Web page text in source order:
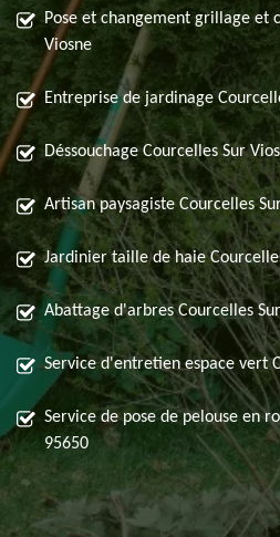
Pose et changement grillage et
Viosne
Entreprise de jardinage
Déssouchage Courcelles Sur
Artisan paysagiste Courcelles
Jardinier taille de haie
Abattage d'arbres Courcelles
Service d'entretien espace vert
Service de pose de pelouse en
95650